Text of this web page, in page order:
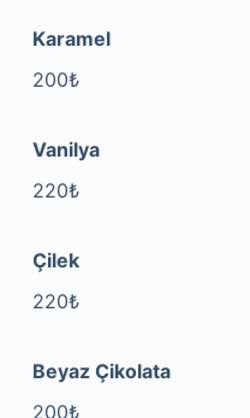
Karamel
200₺
Vanilya
220₺
Çilek
220₺
Beyaz Çikolata
200₺